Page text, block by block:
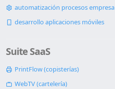
automatización procesos empresa
desarrollo aplicaciones móviles
Suite SaaS
PrintFlow (copisterías)
WebTV (cartelería)